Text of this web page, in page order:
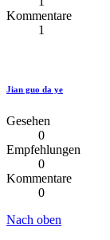
Kommentare
1
Jian guo da ye
Gesehen
0
Empfehlungen
0
Kommentare
0
Nach oben